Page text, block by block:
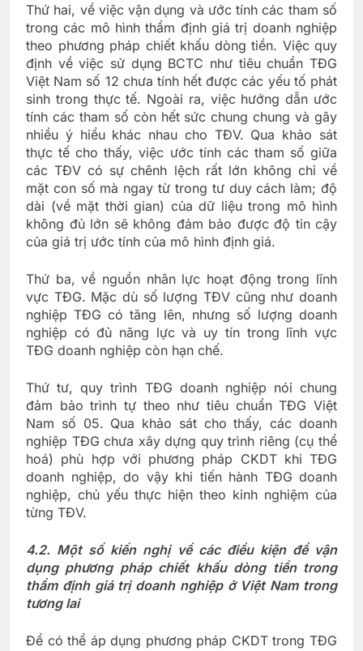
Thứ hai, về việc vận dụng và ước tính các tham số
trong các mô hình thẩm định giá trị doanh nghiệp
theo phương pháp chiết khấu dòng tiền. Việc quy
định về việc sử dụng BCTC như tiêu chuẩn TĐG
Việt Nam số 12 chưa tính hết được các yếu tố phát
sinh trong thực tế. Ngoài ra, việc hướng dẫn ước
tính các tham số còn hết sức chung chung và gây
nhiều ý hiểu khác nhau cho TĐV. Qua khảo sát
thực tế cho thấy, việc ước tính các tham số giữa
các TĐV có sự chênh lệch rất lớn không chỉ về
mặt con số mà ngay từ trong tư duy cách làm; độ
dài (về mặt thời gian) của dữ liệu trong mô hình
không đủ lớn sẽ không đảm bảo được độ tin cậy
của giá trị ước tính của mô hình định giá.
Thứ ba, về nguồn nhân lực hoạt động trong lĩnh
vực TĐG. Mặc dù số lượng TĐV cũng như doanh
nghiệp TĐG có tăng lên, nhưng số lượng doanh
nghiệp có đủ năng lực và uy tín trong lĩnh vực
TĐG doanh nghiệp còn hạn chế.
Thứ tư, quy trình TĐG doanh nghiệp nói chung
đảm bảo trình tự theo như tiêu chuẩn TĐG Việt
Nam số 05. Qua khảo sát cho thấy, các doanh
nghiệp TĐG chưa xây dựng quy trình riêng (cụ thể
hoá) phù hợp với phương pháp CKDT khi TĐG
doanh nghiệp, do vậy khi tiến hành TĐG doanh
nghiệp, chủ yếu thực hiện theo kinh nghiệm của
từng TĐV.
4.2. Một số kiến nghị về các điều kiện để vận
dụng phương pháp chiết khấu dòng tiền trong
thẩm định giá trị doanh nghiệp ở Việt Nam trong
tương lai
Để có thể áp dụng phương pháp CKDT trong TĐG